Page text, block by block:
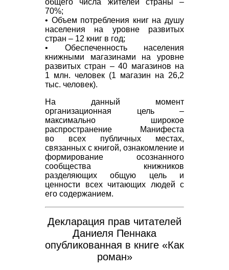
70%;
• Объем потребления книг на душу
населения на уровне развитых
стран – 12 книг в год;
• Обеспеченность населения
книжными магазинами на уровне
развитых стран – 40 магазинов на
1 млн. человек (1 магазин на 26,2
тыс. человек).
На данный момент
организационная цель –
максимально широкое
распространение Манифеста
во всех публичных местах,
связанных с книгой, ознакомление и
формирование осознанного
сообщества книжников
разделяющих общую цель и
ценности всех читающих людей с
его содержанием.
Декларация прав читателей
Даниеля Пеннака
опубликованная в книге «Как
роман»